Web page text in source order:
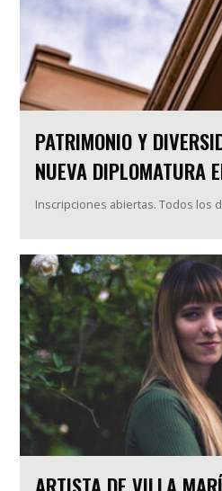
PATRIMONIO Y
NUEVA DIPLOMATURA
Inscripciones abiertas. Todos los
ARTISTA DE VILLA